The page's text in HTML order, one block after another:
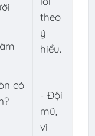
có
theo
ý
hiểu.
- Đội
mũ,
vì